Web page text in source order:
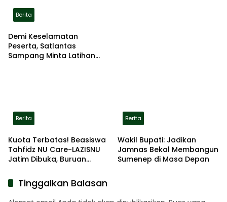
Berita
Demi Keselamatan
Peserta, Satlantas
Sampang Minta Latihan
Berita
Kuota Terbatas! Beasiswa
Tahfidz NU Care-LAZISNU
Jatim Dibuka, Buruan
Berita
Wakil Bupati: Jadikan
Jamnas Bekal Membangun
Sumenep di Masa Depan
Tinggalkan Balasan